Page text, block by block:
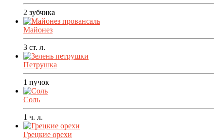
2 зубчика
Майонез
3 ст. л.
Петрушка
1 пучок
Соль
1 ч. л.
Грецкие орехи